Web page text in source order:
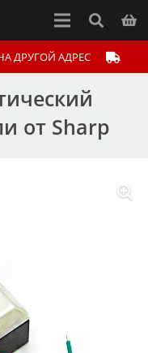
ДРУГОЙ АДРЕС
от Sharp